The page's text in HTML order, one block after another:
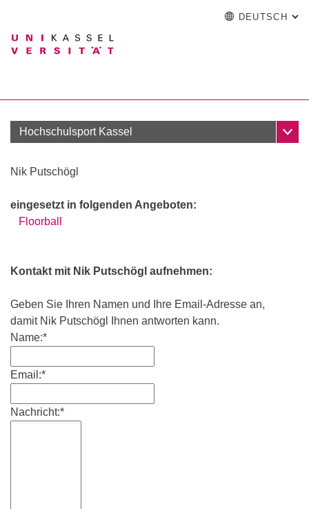
Springe direkt zu: Inhalt
Springe direkt zu: Suche
Springe direkt zu:
Suchbegriff
Suchen (öffnet externen Link in
DEUTSCH :
Italiano
Hochschulsport Kassel
Mitglied werden
Sportanlagen
Nik Putschögl
eingesetzt in folgenden Angeboten:
Floorball
Kontakt mit Nik Putschögl aufnehmen:
Geben Sie Ihren Namen und Ihre Email-Adresse an,
damit Nik Putschögl Ihnen antworten kann.
Name:*
Email:*
Nachricht:*